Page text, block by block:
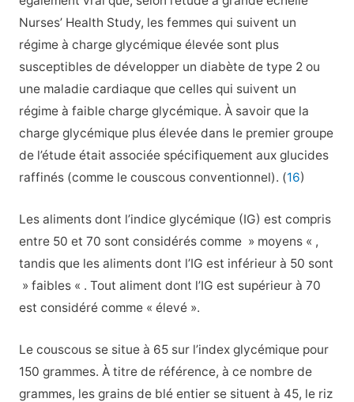
Nurses’ Health Study, les femmes qui suivent un
régime à charge glycémique élevée sont plus
susceptibles de développer un diabète de type 2 ou
une maladie cardiaque que celles qui suivent un
régime à faible charge glycémique. À savoir que la
charge glycémique plus élevée dans le premier groupe
de l’étude était associée spécifiquement aux glucides
raffinés (comme le couscous conventionnel). (16)
Les aliments dont l’indice glycémique (IG) est compris
entre 50 et 70 sont considérés comme » moyens « ,
tandis que les aliments dont l’IG est inférieur à 50 sont
» faibles « . Tout aliment dont l’IG est supérieur à 70
est considéré comme « élevé ».
Le couscous se situe à 65 sur l’index glycémique pour
150 grammes. À titre de référence, à ce nombre de
grammes, les grains de blé entier se situent à 45, le riz